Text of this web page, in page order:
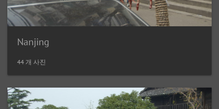
Nanjing
44 개 사진